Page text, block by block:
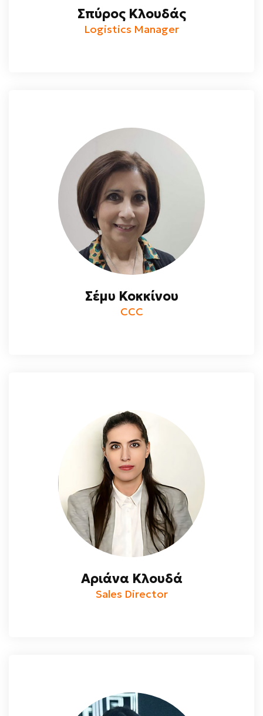
Σπύρος Κλουδάς
Logistics Manager
Σέμυ Κοκκίνου
CCC
Αριάνα Κλουδά
Sales Director